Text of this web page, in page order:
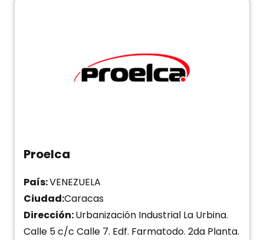
Proelca
País:VENEZUELA
Ciudad:Caracas
Dirección:Urbanización Industrial La Urbina.
Calle 5 c/c Calle 7. Edf. Farmatodo. 2da Planta.